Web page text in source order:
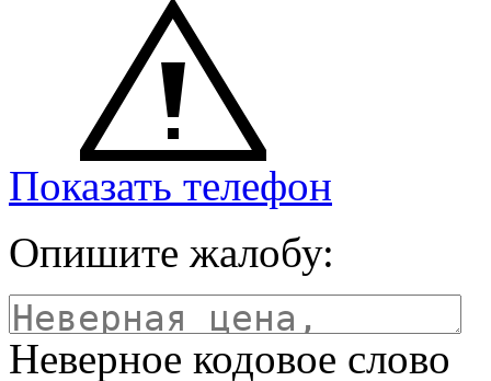
Показать телефон
Опишите жалобу:
Неверное кодовое слово